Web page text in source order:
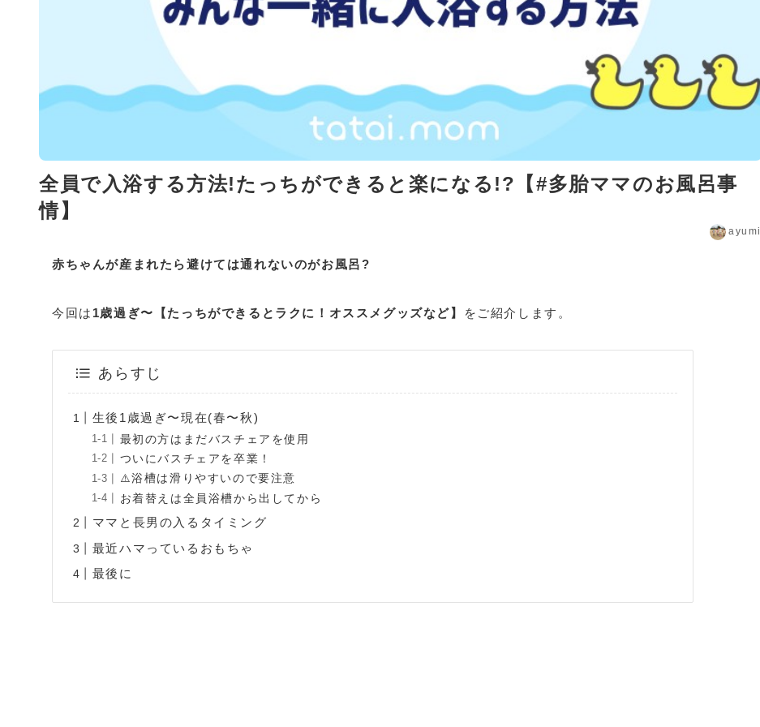
全員で入浴する方法!たっちができると楽になる!?【#多胎ママのお風呂事
情】
ayumi
赤ちゃんが産まれたら避けては通れないのがお風呂?
今回は 1歳過ぎ〜【たっちができるとラクに！オススメグッズなど】 をご紹介します。
あらすじ
生後1歳過ぎ〜現在(春〜秋)
最初の方はまだバスチェアを使用
ついにバスチェアを卒業！
⚠️浴槽は滑りやすいので要注意
お着替えは全員浴槽から出してから
ママと長男の入るタイミング
最近ハマっているおもちゃ
最後に